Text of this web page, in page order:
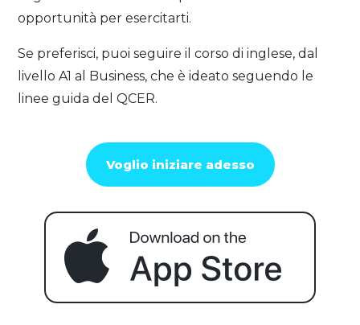
opportunità per esercitarti.
Se preferisci, puoi seguire il corso di inglese, dal
livello A1 al Business, che è ideato seguendo le
linee guida del QCER.
Voglio iniziare adesso